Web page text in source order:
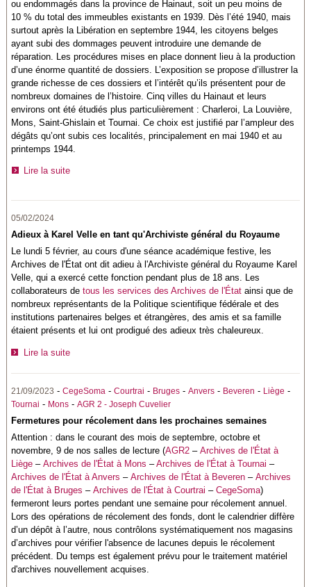
ou endommagés dans la province de Hainaut, soit un peu moins de
10 % du total des immeubles existants en 1939. Dès l’été 1940, mais
surtout après la Libération en septembre 1944, les citoyens belges
ayant subi des dommages peuvent introduire une demande de
réparation. Les procédures mises en place donnent lieu à la production
d’une énorme quantité de dossiers. L’exposition se propose d’illustrer la
grande richesse de ces dossiers et l’intérêt qu’ils présentent pour de
nombreux domaines de l’histoire. Cinq villes du Hainaut et leurs
environs ont été étudiés plus particulièrement : Charleroi, La Louvière,
Mons, Saint-Ghislain et Tournai. Ce choix est justifié par l’ampleur des
dégâts qu’ont subis ces localités, principalement en mai 1940 et au
printemps 1944.
Lire la suite
05/02/2024
Adieux à Karel Velle en tant qu'Archiviste général du Royaume
Le lundi 5 février, au cours d'une séance académique festive, les
Archives de l'État ont dit adieu à l'Archiviste général du Royaume Karel
Velle, qui a exercé cette fonction pendant plus de 18 ans. Les
collaborateurs detous les services des Archives de l'État ainsi que de
nombreux représentants de la Politique scientifique fédéraleet des
institutions partenaires belges et étrangères, des amis et sa famille
étaient présents et lui ont prodigué des adieux très chaleureux.
Lire la suite
21/09/2023 -CegeSoma -Courtrai - Bruges -Anvers - Beveren - Liège -
Tournai - Mons -AGR 2 - Joseph Cuvelier
Fermetures pour récolement dans les prochaines semaines
Attention : dans le courant des mois de septembre, octobre et
novembre, 9 de nos salles de lecture (AGR2 –Archives de l'État à
Liège –Archives de l'État à Mons –Archives de l'État à Tournai –
Archives de l'État à Anvers –Archives de l'État à Beveren –Archives
de l'État à Bruges –Archives de l'État à Courtrai –CegeSoma)
fermeront leurs portes pendant une semaine pour récolement annuel.
Lors des opérations de récolement des fonds, dont le calendrier diffère
d’un dépôt à l’autre, nous contrôlons systématiquement nos magasins
d’archives pour vérifier l'absence de lacunes depuis le récolement
précédent. Du temps est également prévu pour le traitement matériel
d'archives nouvellement acquises.